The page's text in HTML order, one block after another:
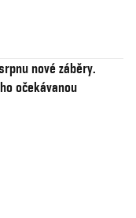
nové záběry.
očekávanou